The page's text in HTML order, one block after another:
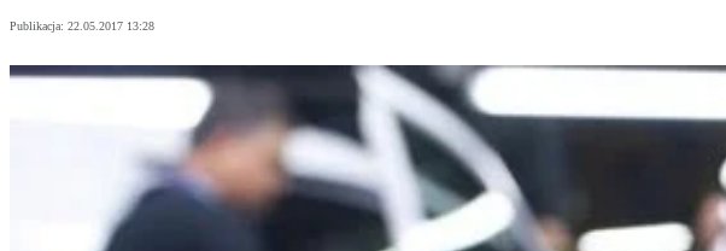
Publikacja: 22.05.2017 13:28